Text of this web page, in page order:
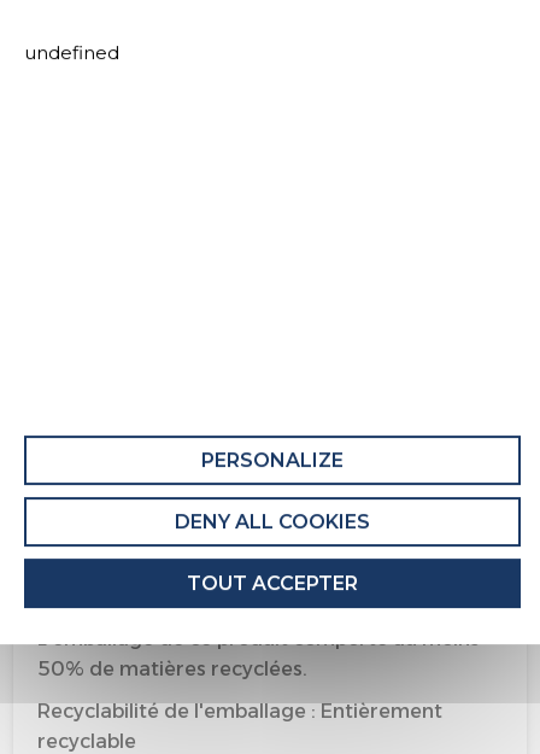
recyclées.
Recyclabilité du produit : Majoritairement
QUALITÉS ET CARACTÉRISTIQUES
ENVIRONNEMENTALES DE L’EMBALLAGE
L'emballage de ce produit comporte au moins
50% de matières recyclées.
Recyclabilité de l'emballage : Entièrement
recyclable
undefined
PERSONALIZE
DENY ALL COOKIES
TOUT ACCEPTER